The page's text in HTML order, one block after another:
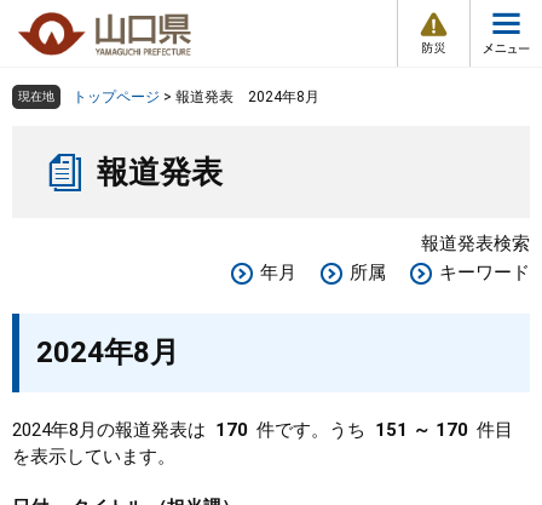
の
ー
メ
組織で探す
Other Languages
くらし・環境
教育・文化・スポーツ
現在地 トップページ > 報道発表 2024年8月
報道発表
報道発表検索
年月
所属 キーワード
2024年8月
2024年8月の報道発表は 170 件です。うち 151 ～ 170 件目
を表示しています。